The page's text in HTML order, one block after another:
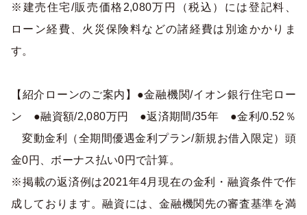
※建売住宅/販売価格2,080万円（税込）には登記料、
ローン経費、火災保険料などの諸経費は別途かかりま
す。
【紹介ローンのご案内】●金融機関/イオン銀行住宅ロー
ン ●融資額/2,080万円 ●返済期間/35年 ●金利/0.52％
変動金利（全期間優遇金利プラン/新規お借入限定）頭
金0円、ボーナス払い0円で計算。
※掲載の返済例は2021年4月現在の金利・融資条件で作
成しております。融資には、金融機関先の審査基準を満